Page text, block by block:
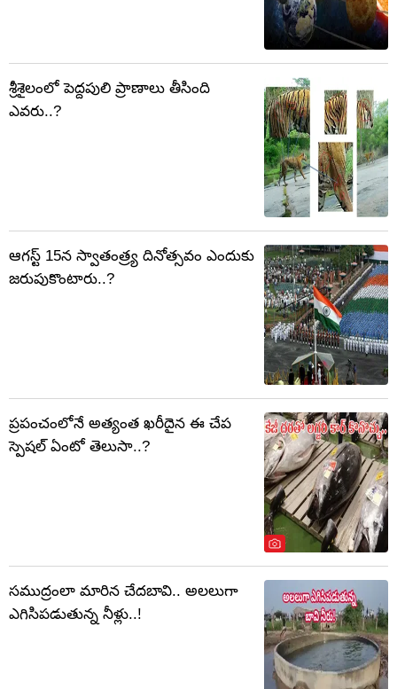
శ్రీశైలంలో పెద్దపులి ప్రాణాలు తీసింది
ఎవరు..?
ఆగస్ట్‌ 15న స్వాతంత్ర్య దినోత్సవం ఎందుకు
జరుపుకొంటారు..?
ప్రపంచంలోనే అత్యంత ఖరీదైన ఈ చేప
స్పెషల్ ఏంటో తెలుసా..?
సముద్రంలా మారిన చేదబావి.. అలలుగా
ఎగిసిపడుతున్న నీళ్లు..!